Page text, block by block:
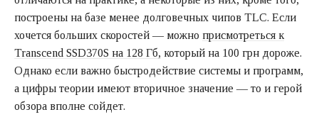
построены на базе менее долговечных чипов TLC. Если
хочется больших скоростей — можно присмотреться к
Transcend SSD370S на 128 Гб, который на 100 грн дороже.
Однако если важно быстродействие системы и программ,
а цифры теории имеют вторичное значение — то и герой
обзора вполне сойдет.